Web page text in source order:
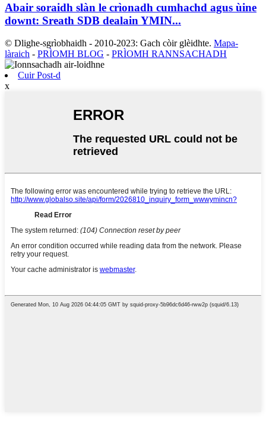
Abair soraidh slàn le crìonadh cumhachd agus ùine
downt: Sreath SDB dealain YMIN...
© Dlighe-sgrìobhaidh - 2010-2023: Gach còir glèidhte. Mapa-
làraich - PRÌOMH BLOG - PRÌOMH RANNSACHADH
Cuir Post-d
x